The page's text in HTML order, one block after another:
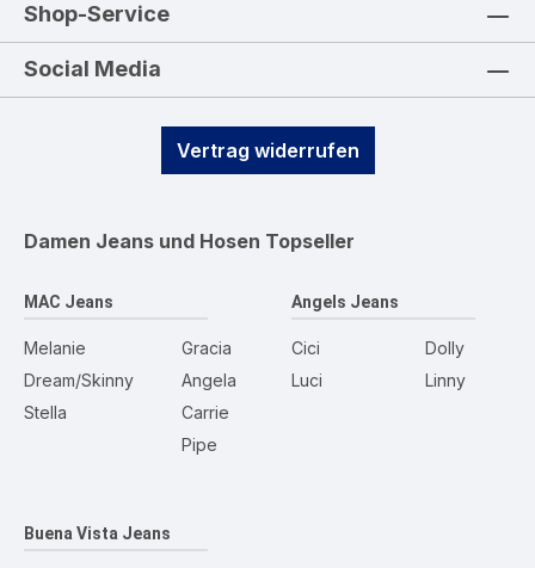
Shop-Service
Social Media
Vertrag widerrufen
Damen Jeans und Hosen Topseller
MAC Jeans
Melanie
Dream/Skinny
Stella
Gracia
Angela
Carrie
Pipe
Angels Jeans
Cici
Luci
Dolly
Linny
Buena Vista Jeans